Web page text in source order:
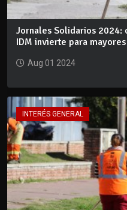
Jornales Solidarios 2024:
IDM invierte para
Aug 01 2024
INTERÉS GENERAL